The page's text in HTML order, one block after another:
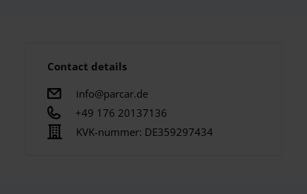
Contact details
info@parcar.de
+49 176 20137136
KVK-nummer: DE359297434